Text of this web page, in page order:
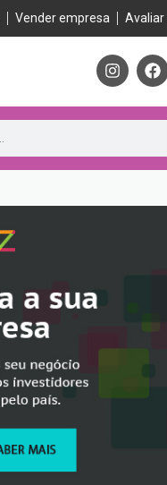
Vender empresa Avaliar